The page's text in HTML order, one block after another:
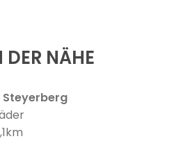
DER NÄHE